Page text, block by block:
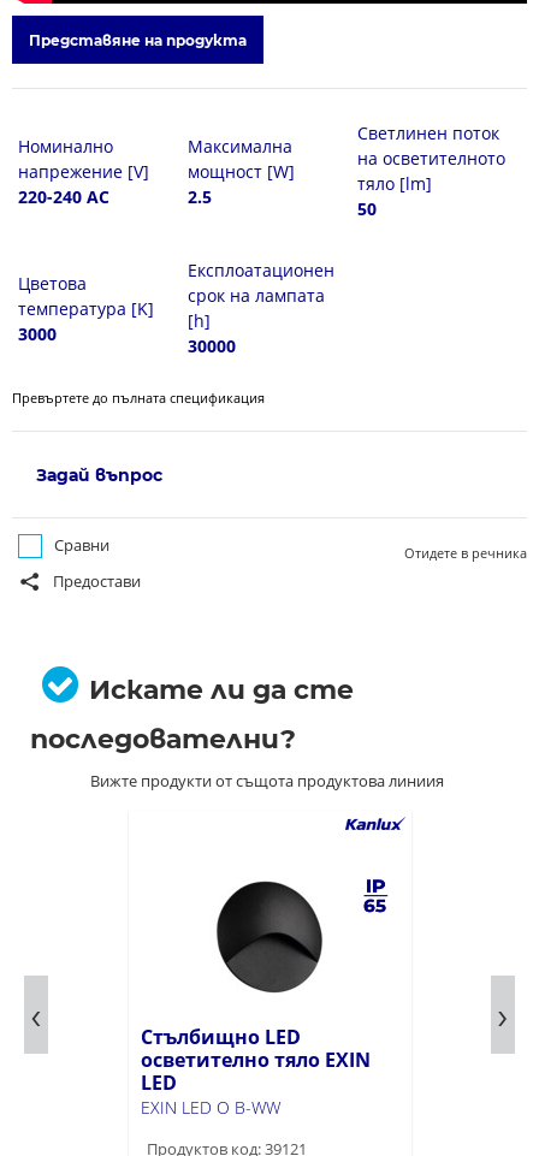
Представяне на продукта
Номинално
напрежение [V]
220-240 AC
Максимална
мощност [W]
2.5
Светлинен поток
на осветителното
тяло [lm]
50
Цветова
температура [K]
3000
Експлоатационен
срок на лампата
[h]
30000
Превъртете до пълната спецификация
Задай въпрос
Сравни
Предостави
Отидете в речника
Искате ли да сте
последователни?
Вижте продукти от същота продуктова линиия
Стълбищно LED
осветително тяло EXIN
LED
EXIN LED O B-WW
Продуктов код: 39121